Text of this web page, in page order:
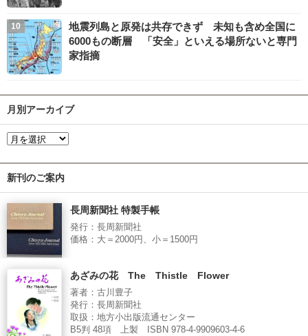
地震列島と原発は共存できず 未知も含め全国に
6000もの断層 「安全」といえる場所ないと専門
家指摘
月別アーカイブ
新刊のご案内
長周新聞社 特製手帳
発行：長周新聞社
価格：大＝2000円、小＝1500円
あざみの花 The Thistle Flower
著者：古川豊子
発行：長周新聞社
取扱：地方小出版流通センター
B5判 48項 上製 ISBN 978-4-9909603-4-6